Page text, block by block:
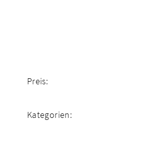
Preis:
Kategorien: